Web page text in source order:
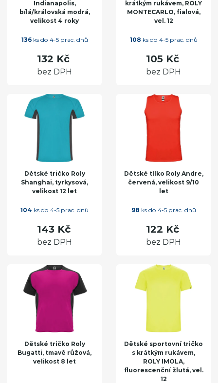
Indianapolis,
bílá/královská modrá,
velikost 4 roky
136ks do 4-5 prac. dnů
132 Kč
bez DPH
krátkým rukávem, ROLY
MONTECARLO, fialová,
vel. 12
108 ks do 4-5 prac. dnů
105 Kč
bez DPH
Dětské tričko Roly
Shanghai, tyrkysová,
velikost 12 let
104 ks do 4-5 prac. dnů
143 Kč
bez DPH
Dětské tílko Roly Andre,
červená, velikost 9/10
let
98 ks do 4-5 prac. dnů
122 Kč
bez DPH
Dětské tričko Roly
Bugatti, tmavě růžová,
velikost 8 let
Dětské sportovní tričko
s krátkým rukávem,
ROLY IMOLA,
fluorescenční žlutá, vel.
12